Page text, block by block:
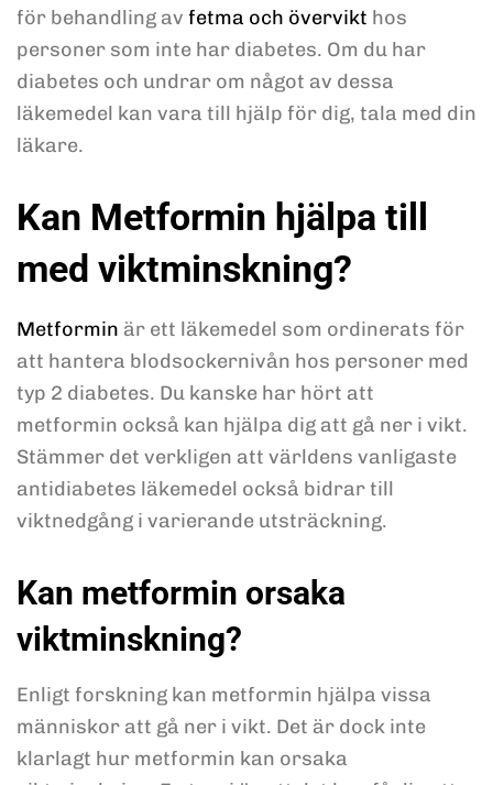
för behandling av fetma och övervikt hos
personer som inte har diabetes. Om du har
diabetes och undrar om något av dessa
läkemedel kan vara till hjälp för dig, tala med din
läkare.
Kan Metformin hjälpa till
med viktminskning?
Metformin är ett läkemedel som ordinerats för
att hantera blodsockernivån hos personer med
typ 2 diabetes. Du kanske har hört att
metformin också kan hjälpa dig att gå ner i vikt.
Stämmer det verkligen att världens vanligaste
antidiabetes läkemedel också bidrar till
viktnedgång i varierande utsträckning.
Kan metformin orsaka
viktminskning?
Enligt forskning kan metformin hjälpa vissa
människor att gå ner i vikt. Det är dock inte
klarlagt hur metformin kan orsaka